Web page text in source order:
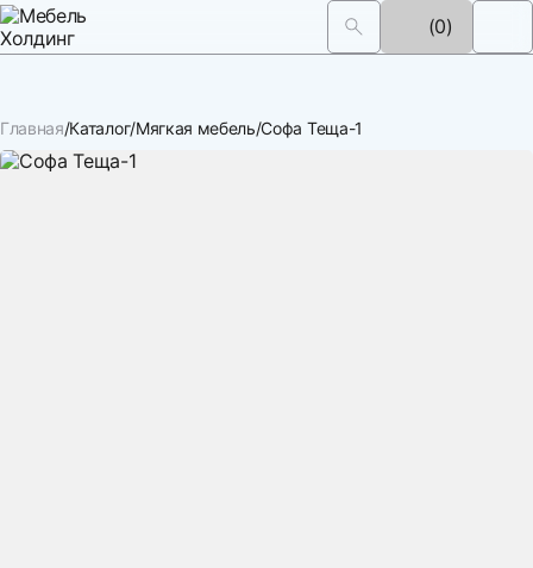
(0)
Главная Каталог Мягкая мебель Софа Теща-1